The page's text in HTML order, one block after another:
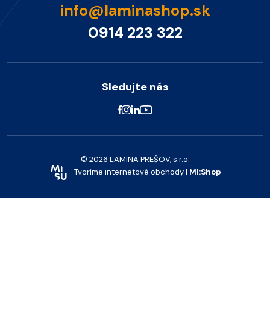
info@laminashop.sk
0914 223 322
Sledujte nás
© 2026 LAMINA PREŠOV, s.r.o.
Tvoríme internetové obchody | MI:Shop